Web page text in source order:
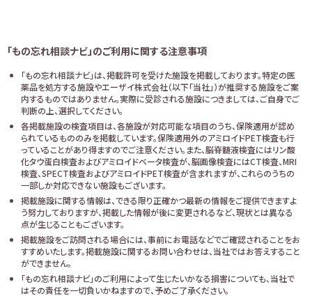
「もの忘れ相談ナビ」のご利用に関する注意事項
「もの忘れ相談ナビ」は、掲載許可を受けた施設を掲載しております。特定の医
薬品を処方する施設やエーザイ株式会社（以下「当社」）が推奨する施設をご案
内するものではありません。実際に受診される施設につきましては、ご自身でご
判断の上、選択してください。
各掲載施設の検査項目は、各施設が対応可能な項目のうち、保険適用が認め
られているもののみを掲載しています。保険適用外のアミロイドPET検査も行
っていることがあり得ますのでご注意ください。また、脳脊髄液検査にはリン酸
化タウ蛋白検査およびアミロイドベータ検査が、脳画像検査にはCT検査、MRI
検査、SPECT検査およびアミロイドPET検査が含まれますが、これらのうちの
一部しか対応できない施設もございます。
掲載施設に関する情報は、できる限り正確かつ最新の情報をご提供できますよ
う努力しておりますが、掲載した情報が後に変更されるなど、現状とは異なる
点が生じることもございます。
掲載施設をご訪問される場合には、事前にお電話などでご確認されることをお
すすめいたします。掲載施設に関するお問い合わせは、当社ではお答えすること
ができません。
「もの忘れ相談ナビ」のご利用によって生じたいかなる損害についても、当社で
はその責任を一切負いかねますので、予めご了承ください。